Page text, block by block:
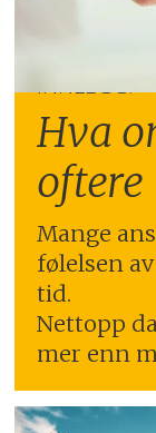
INNLEGG:
Hva
oftere
Mange
følelsen
tid.
Nettopp
mer enn